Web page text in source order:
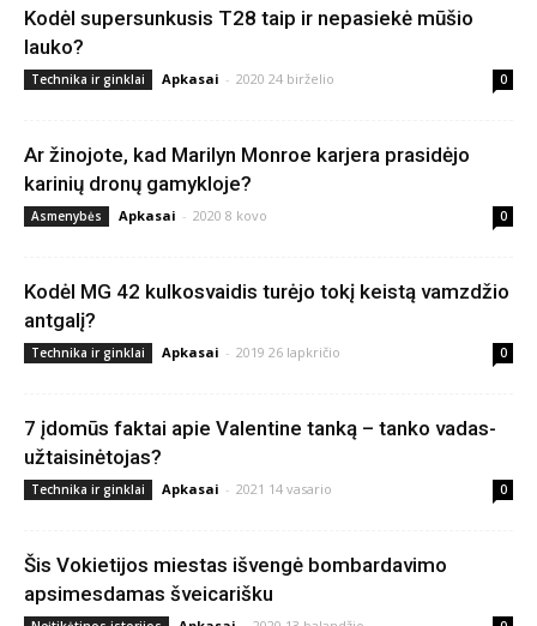
Kodėl supersunkusis T28 taip ir nepasiekė mūšio
lauko?
Technika ir ginklai Apkasai - 2020 24 birželio 0
Ar žinojote, kad Marilyn Monroe karjera prasidėjo
karinių dronų gamykloje?
Asmenybės Apkasai - 2020 8 kovo 0
Kodėl MG 42 kulkosvaidis turėjo tokį keistą vamzdžio
antgalį?
Technika ir ginklai Apkasai - 2019 26 lapkričio 0
7 įdomūs faktai apie Valentine tanką – tanko vadas-
užtaisinėtojas?
Technika ir ginklai Apkasai - 2021 14 vasario 0
Šis Vokietijos miestas išvengė bombardavimo
apsimesdamas šveicarišku